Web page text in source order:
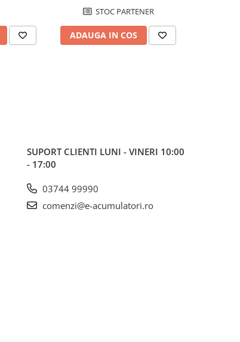
STOC PARTENER
ADAUGA IN COS
SUPORT CLIENTI LUNI - VINERI 10:00
- 17:00
03744 99990
comenzi@e-acumulatori.ro